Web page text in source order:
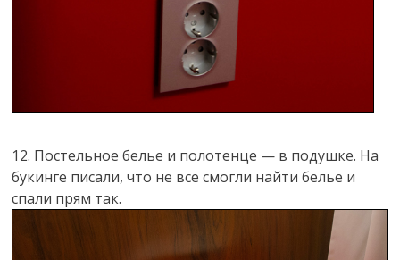
12. Постельное белье и полотенце — в подушке. На
букинге писали, что не все смогли найти белье и
спали прям так.